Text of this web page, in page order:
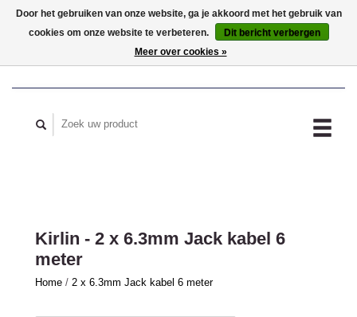
MIJN ACCOUNT
Kirlin - 2 x 6.3mm Jack kabel 6
meter
Home / 2 x 6.3mm Jack kabel 6 meter
Door het gebruiken van onze website, ga je akkoord met het gebruik van
cookies om onze website te verbeteren.
Dit bericht verbergen
Meer over cookies »